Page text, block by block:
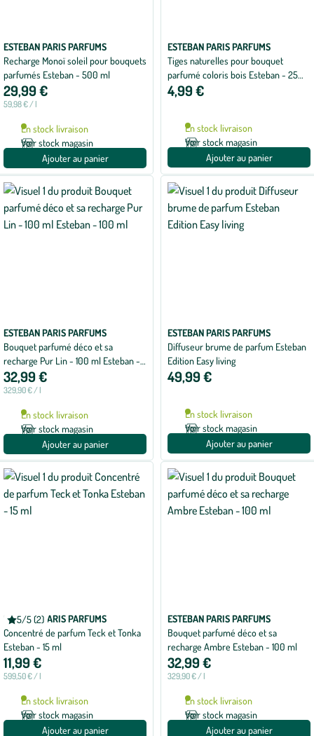
ESTEBAN PARIS PARFUMS
Recharge Monoï soleil pour bouquets
parfumés Esteban - 500 ml
29,99 €
59,98 € / l
En stock livraison
Voir stock magasin
Ajouter au panier
ESTEBAN PARIS PARFUMS
Tiges naturelles pour bouquet
parfumé coloris bois Esteban - 25
cm
4,99 €
En stock livraison
Voir stock magasin
Ajouter au panier
ESTEBAN PARIS PARFUMS
Bouquet parfumé déco et sa
recharge Pur Lin - 100 ml Esteban -
100 ml
32,99 €
329,90 € / l
En stock livraison
Voir stock magasin
Ajouter au panier
ESTEBAN PARIS PARFUMS
Diffuseur brume de parfum Esteban
Edition Easy living
49,99 €
En stock livraison
Voir stock magasin
Ajouter au panier
5/5 (2)
Note
moyenne
de
5
sur
5
avec
ESTEBAN PARIS PARFUMS
Concentré de parfum Teck et Tonka
Esteban - 15 ml
11,99 €
599,50 € / l
En stock livraison
Voir stock magasin
Ajouter au panier
ESTEBAN PARIS PARFUMS
Bouquet parfumé déco et sa
recharge Ambre Esteban - 100 ml
32,99 €
329,90 € / l
En stock livraison
Voir stock magasin
Ajouter au panier